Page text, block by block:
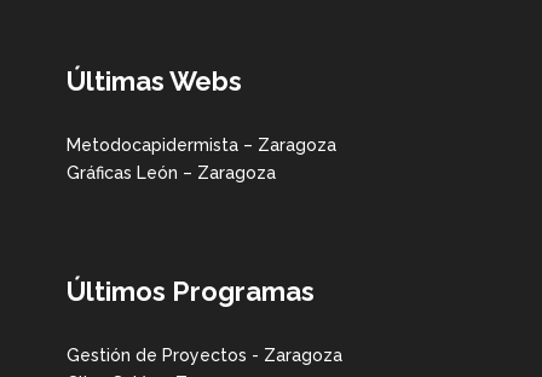
Últimas Webs
Metodocapidermista – Zaragoza
Gráficas León – Zaragoza
Últimos Programas
Gestión de Proyectos - Zaragoza